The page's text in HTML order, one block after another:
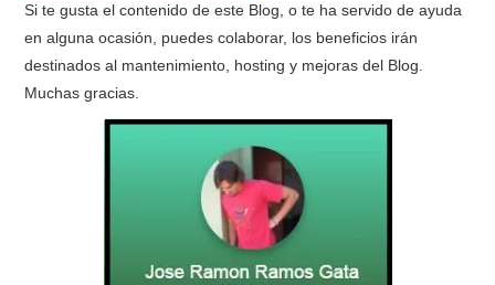
Si te gusta el contenido de este Blog, o te ha servido de ayuda
en alguna ocasión, puedes colaborar, los beneficios irán
destinados al mantenimiento, hosting y mejoras del Blog.
Muchas gracias.